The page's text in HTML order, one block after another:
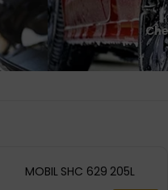
MOBIL SHC 629 205L